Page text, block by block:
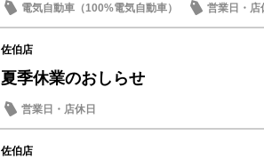
電気自動車（100%電気自動車）
営業日・店
JAF
佐伯店
夏季休業のおしらせ
営業日・店休日
佐伯店